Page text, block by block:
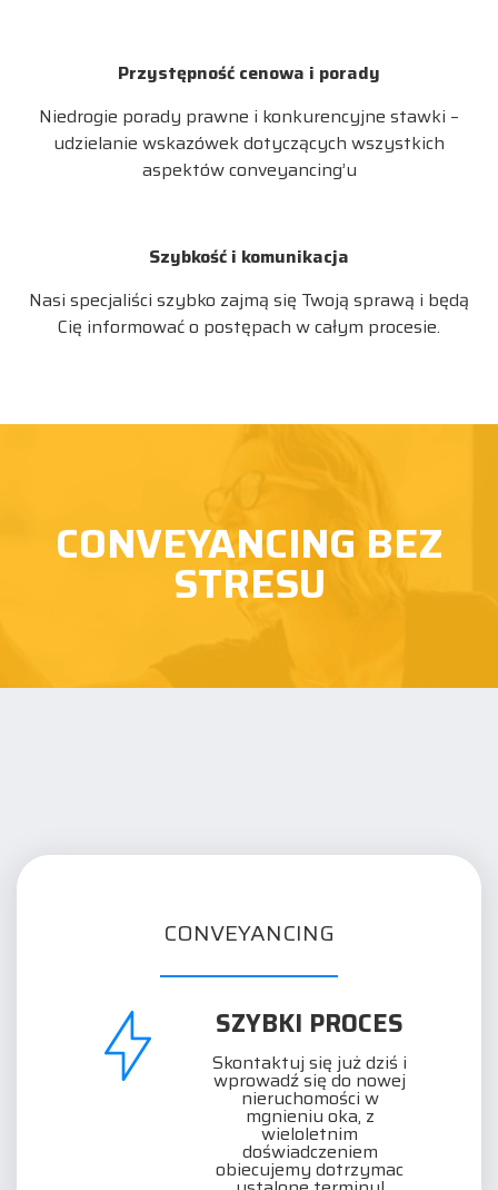
Przystępność cenowa i porady
Niedrogie porady prawne i konkurencyjne stawki –
udzielanie wskazówek dotyczących wszystkich
aspektów conveyancing’u
Szybkość i komunikacja
Nasi specjaliści szybko zajmą się Twoją sprawą i będą
Cię informować o postępach w całym procesie.
CONVEYANCING BEZ
STRESU
CONVEYANCING
SZYBKI PROCES
Skontaktuj się już dziś i
wprowadź się do nowej
nieruchomości w
mgnieniu oka, z
wieloletnim
doświadczeniem
obiecujemy dotrzymac